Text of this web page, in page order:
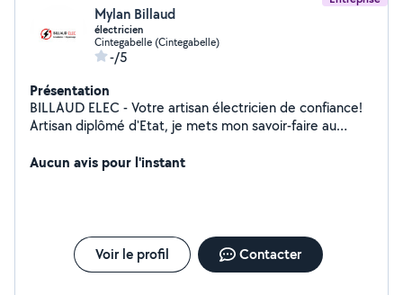
Mylan Billaud
électricien
Cintegabelle (Cintegabelle)
-/5
Présentation
BILLAUD ELEC - Votre artisan électricien de confiance!
Artisan diplômé d'Etat, je mets mon savoir-faire au
en Ariège. Chez BILLAUD ELEC, j'interviens aussi bien en
Installations électriques complètes Dépannage rapide
et mise aux normes Réseaux courant fort & courant
Aucun avis pour l'instant
Voir le profil Contacter